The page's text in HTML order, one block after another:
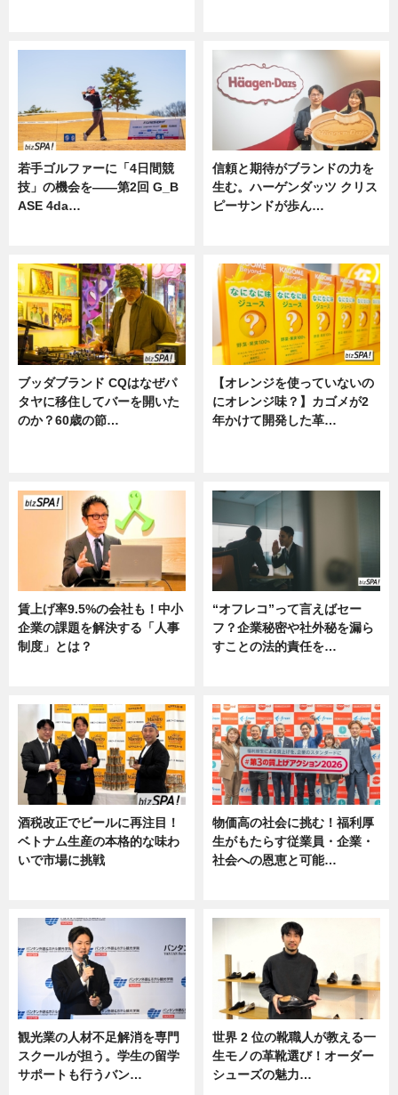
若手ゴルファーに「4日間競
技」の機会を——第2回 G_B
ASE 4da…
信頼と期待がブランドの力を
生む。ハーゲンダッツ クリス
ピーサンドが歩ん…
ブッダブランド CQはなぜパ
タヤに移住してバーを開いた
のか？60歳の節…
【オレンジを使っていないの
にオレンジ味？】カゴメが2
年かけて開発した革…
賃上げ率9.5%の会社も！中小
企業の課題を解決する「人事
制度」とは？
“オフレコ”って言えばセー
フ？企業秘密や社外秘を漏ら
すことの法的責任を…
酒税改正でビールに再注目！
ベトナム生産の本格的な味わ
いで市場に挑戦
物価高の社会に挑む！福利厚
生がもたらす従業員・企業・
社会への恩恵と可能…
観光業の人材不足解消を専門
スクールが担う。学生の留学
サポートも行うバン…
世界 2 位の靴職人が教える一
生モノの革靴選び！オーダー
シューズの魅力…